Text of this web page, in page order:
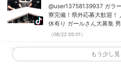
募集！ 寮完備！県外応
万 月7回休み有休有り
タッフと同じ給料、待
ドグループ#高崎市#前
服募集中#ガール募集
険完備＃寮完備#県外応
@user13758139937 ガラ
寮完備！県外応募大歓迎
休有り ガールさん大募集
遇も一緒です！ #ガラードグループ #高崎市 #前橋市 #
太田市 #熊谷市 #黒服募集中 #ガール募集中 #入社祝金
30万 #社会保険完備＃寮完備 #県外応募大歓迎 TikTok
で記事を開くBIBI CLUBの
（08/22 05:01）
ガラードグループ黒服
募大歓迎！ 入社祝金
ガラードグループ黒服大募
もう少し見